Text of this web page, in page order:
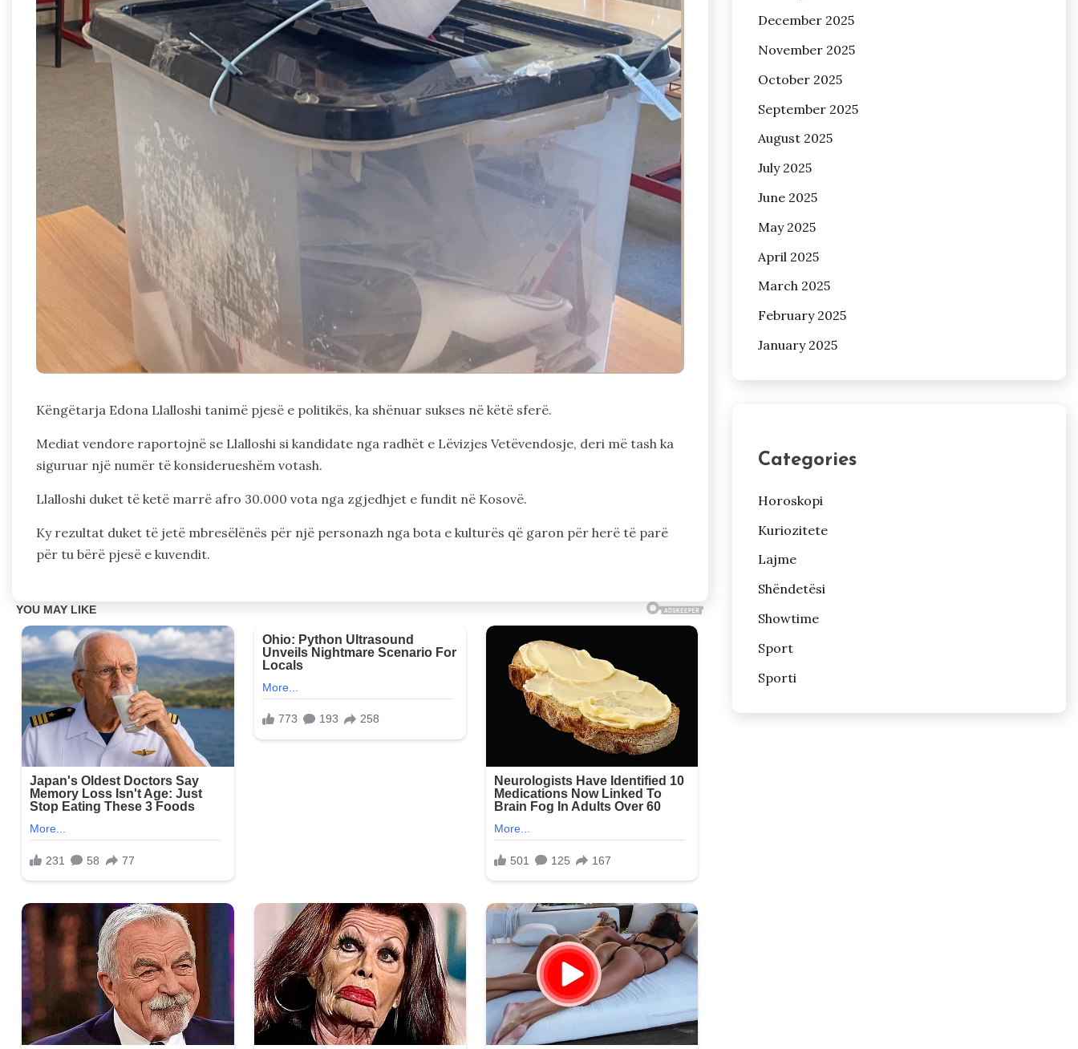
Këngëtarja Edona Llalloshi tanimë pjesë e politikës, ka shënuar sukses në këtë sferë.
Mediat vendore raportojnë se Llalloshi si kandidate nga radhët e Lëvizjes Vetëvendosje, deri më tash ka
siguruar një numër të konsiderueshëm votash.
Llalloshi duket të ketë marrë afro 30.000 vota nga zgjedhjet e fundit në Kosovë.
Ky rezultat duket të jetë mbresëlënës për një personazh nga bota e kulturës që garon për herë të parë
për tu bërë pjesë e kuvendit.
December 2025
November 2025
October 2025
September 2025
August 2025
July 2025
June 2025
May 2025
April 2025
March 2025
February 2025
January 2025
Categories
Horoskopi
Kuriozitete
Lajme
Shëndetësi
Showtime
Sport
Sporti